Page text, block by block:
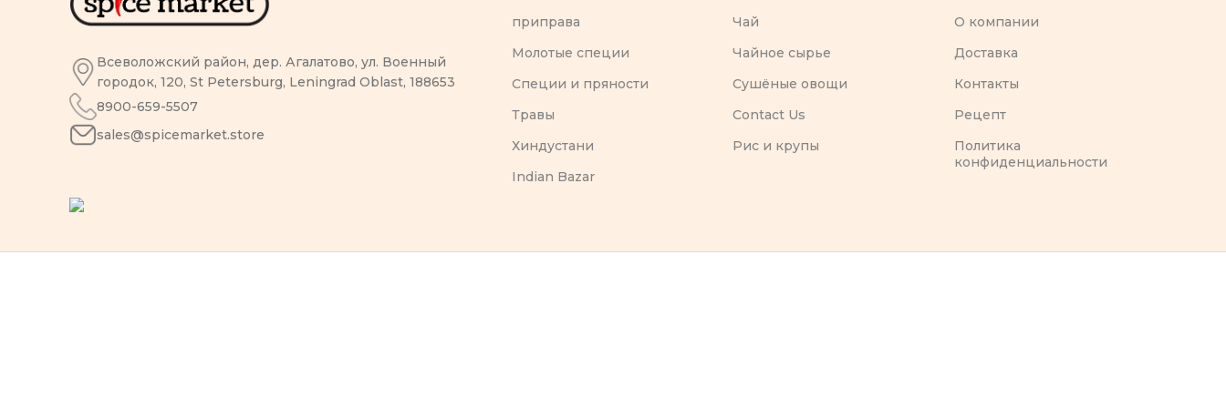
Всеволожский район, дер. Агалатово, ул. Военный
городок, 120, St Petersburg, Leningrad Oblast, 188653
8900-659-5507
sales@spicemarket.store
приправа
Молотые специи
Специи и пряности
Травы
Хиндустани
Indian Bazar
Чай
Чайное сырье
Сушёные овощи
Contact Us
Рис и крупы
O компании
Доставка
Контакты
Рецепт
Политика
конфиденциальности